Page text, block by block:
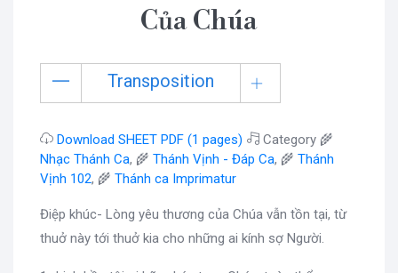
Của Chúa
Transposition
Download SHEET PDF (1 pages)
Category 🌾
Nhạc Thánh Ca, 🌾 Thánh Vịnh - Đáp Ca, 🌾 Thánh
Vịnh 102, 🌾 Thánh ca Imprimatur
Điệp khúc- Lòng yêu thương của Chúa vẫn tồn tại, từ
thuở này tới thuở kia cho những ai kính sợ Người.